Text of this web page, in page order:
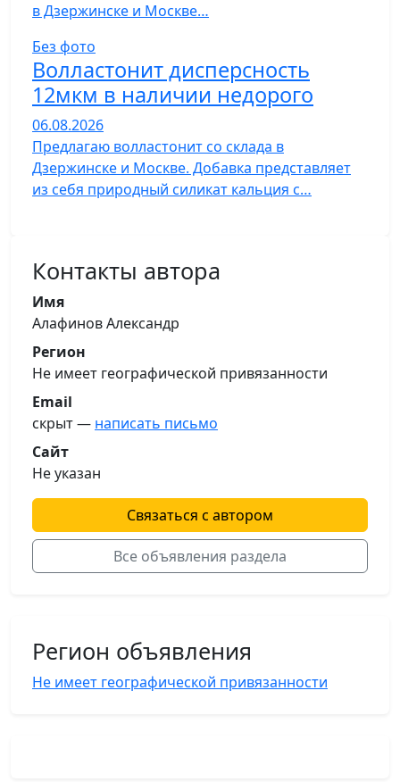
в Дзержинске и Москве…
Без фото
Волластонит дисперсность
12мкм в наличии недорого
06.08.2026
Предлагаю волластонит со склада в
Дзержинске и Москве. Добавка представляет
из себя природный силикат кальция с…
Контакты автора
Имя
Алафинов Александр
Регион
Не имеет географической привязанности
Email
скрыт — написать письмо
Сайт
Не указан
Связаться с автором
Все объявления раздела
Регион объявления
Не имеет географической привязанности